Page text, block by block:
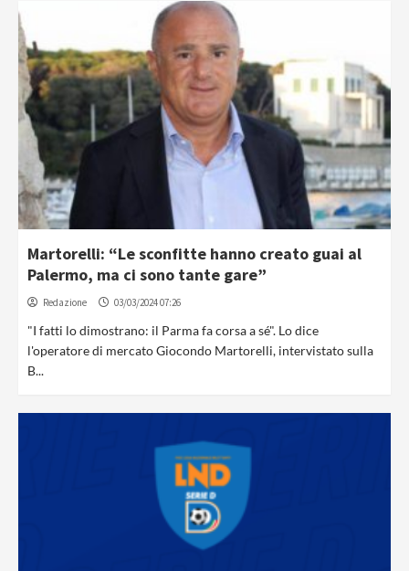
Martorelli: “Le sconfitte hanno creato guai al
Palermo, ma ci sono tante gare”
Redazione 03/03/2024 07:26
"I fatti lo dimostrano: il Parma fa corsa a sé". Lo dice
l'operatore di mercato Giocondo Martorelli, intervistato sulla
B...